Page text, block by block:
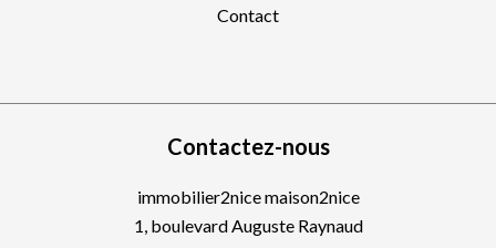
Contact
Contactez-nous
immobilier2nice maison2nice
1, boulevard Auguste Raynaud